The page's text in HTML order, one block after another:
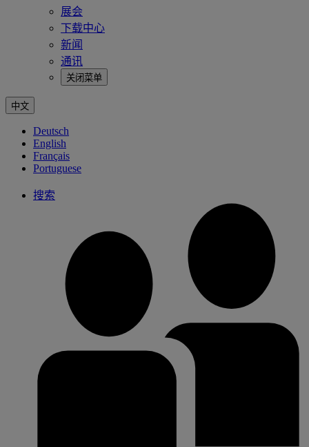
展会
下载中心
新闻
通讯
关闭菜单
中文
Deutsch
English
Français
Portuguese
搜索